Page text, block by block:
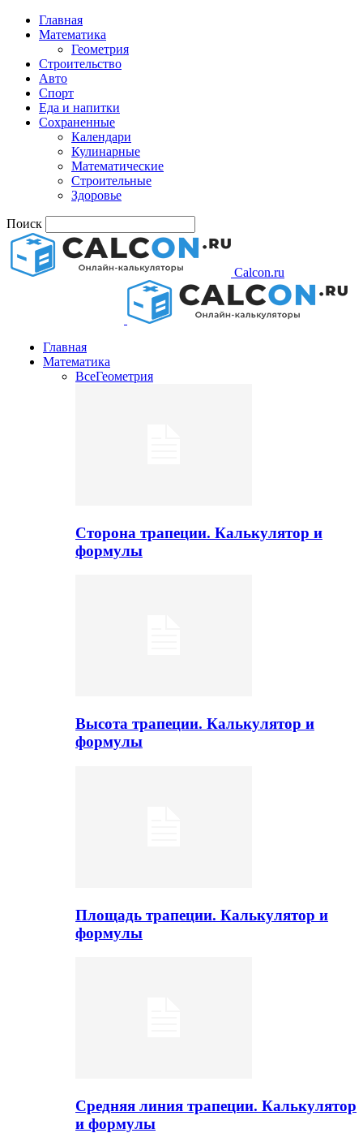
Главная
Математика
Геометрия
Строительство
Авто
Спорт
Еда и напитки
Сохраненные
Календари
Кулинарные
Математические
Строительные
Здоровье
Поиск
Calcon.ru
Главная
Математика
ВсеГеометрия
Сторона трапеции. Калькулятор и
формулы
Высота трапеции. Калькулятор и
формулы
Площадь трапеции. Калькулятор и
формулы
Средняя линия трапеции. Калькулятор
и формулы